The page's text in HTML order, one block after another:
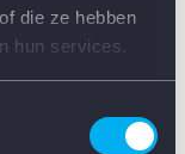
die ze hebben
hun services.